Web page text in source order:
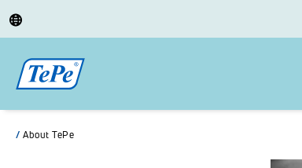
/ About TePe